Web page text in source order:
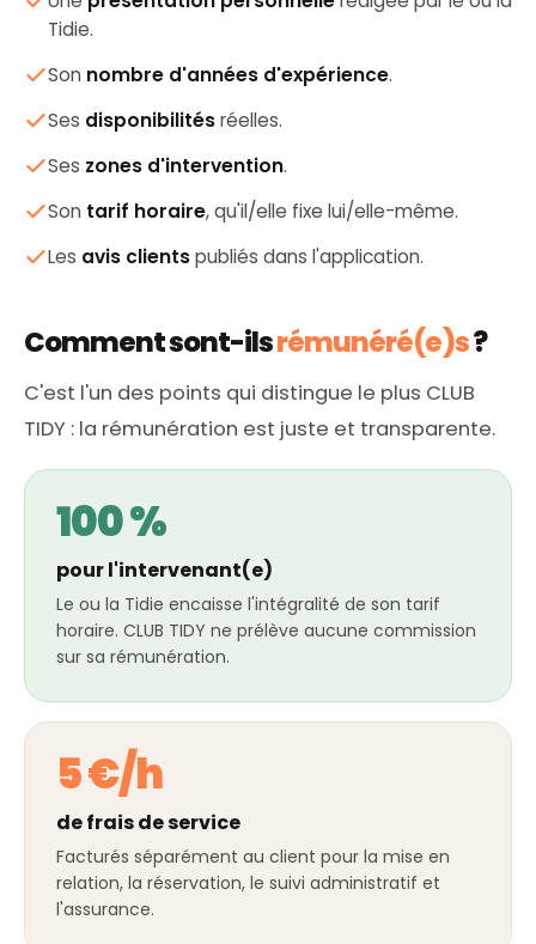
Tidie.
Son nombre d'années d'expérience.
Ses disponibilitésréelles.
Ses zones d'intervention.
Son tarif horaire, qu'il/elle fixe lui/elle-même.
Les avis clientspubliés dans l'application.
Comment sont-ilsrémunéré(e)s?
C'est l'un des points qui distingue le plus CLUB
TIDY : la rémunération est juste et transparente.
100 %
pour l'intervenant(e)
Le ou la Tidie encaisse l'intégralité de son tarif
horaire. CLUB TIDY ne prélève aucune commission
sur sa rémunération.
5 €/h
de frais de service
Facturés séparément au client pour la mise en
relation, la réservation, le suivi administratif et
l'assurance.